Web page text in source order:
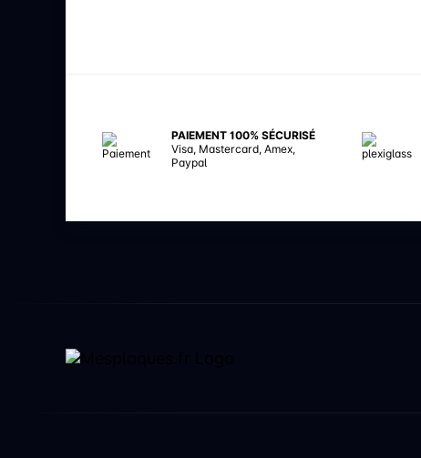
PAIEMENT 100% SÉCURISÉ
Visa, Mastercard, Amex,
Paypal